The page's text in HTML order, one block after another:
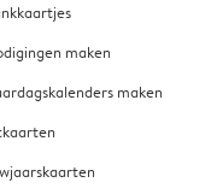
maken
maken